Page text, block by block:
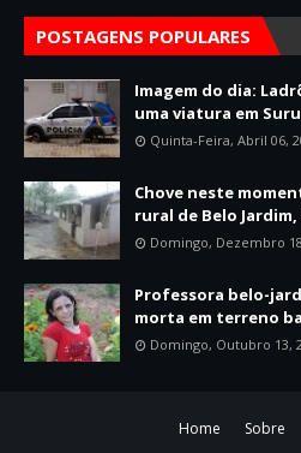
POSTAGENS POPULARES
Imagem do dia:
uma viatura em
Quinta-Feira, Abril 06,
Chove neste
rural de Belo Jardim,
Domingo, Dezembro
Professora belo-
morta em terreno
Domingo, Outubro 13,
Home Sobre